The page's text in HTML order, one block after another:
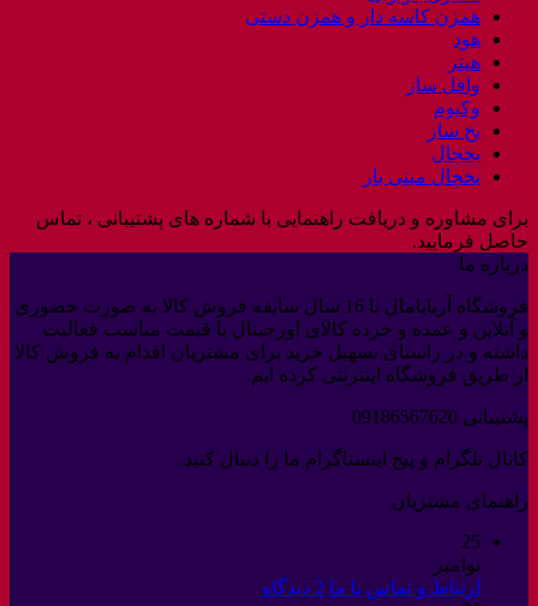
همزن کاسه دار و همزن دستی
هود
هیتر
وافل ساز
وکیوم
یخ ساز
یخچال
یخچال مینی بار
برای مشاوره و دریافت راهنمایی با شماره های پشتیبانی ، تماس
حاصل فرمایید.
درباره ما
فروشگاه آربابامال با 16 سال سابقه فروش کالا به صورت حضوری
و آنلاین و عمده و خرده کالای اورجینال با قیمت مناسب فعالیت
داشته و در راستای تسهیل خرید برای مشتریان اقدام به فروش کالا
از طریق فروشگاه اینترنتی کرده ایم.
پشتیبانی 09186567620
کانال تلگرام و پیج اینستاگرام ما را دنبال کنید.
راهنمای مشتریان
25
نوامبر
ارتباط و تماس با ما 2 دیدگاه